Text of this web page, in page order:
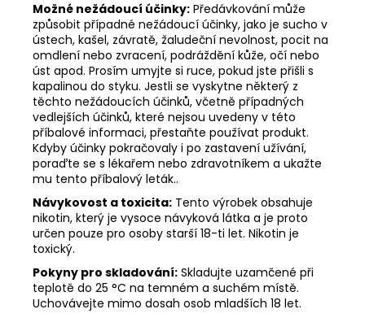
Možné nežádoucí účinky: Předávkování může
způsobit případné nežádoucí účinky, jako je sucho v
ústech, kašel, závratě, žaludeční nevolnost, pocit na
omdlení nebo zvracení, podráždění kůže, očí nebo
úst apod. Prosím umyjte si ruce, pokud jste přišli s
kapalinou do styku. Jestli se vyskytne některý z
těchto nežádoucích účinků, včetně případných
vedlejších účinků, které nejsou uvedeny v této
příbalové informaci, přestaňte používat produkt.
Kdyby účinky pokračovaly i po zastavení užívání,
poraďte se s lékařem nebo zdravotníkem a ukažte
mu tento příbalový leták..
Návykovost a toxicita: Tento výrobek obsahuje
nikotin, který je vysoce návyková látka a je proto
určen pouze pro osoby starší 18-ti let. Nikotin je
toxický.
Pokyny pro skladování: Skladujte uzamčené při
teplotě do 25 °C na temném a suchém místě.
Uchovávejte mimo dosah osob mladších 18 let.